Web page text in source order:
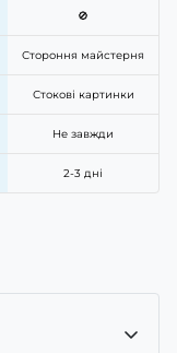
🚫
Стороння майстерня
Стокові картинки
Не завжди
2-3 дні